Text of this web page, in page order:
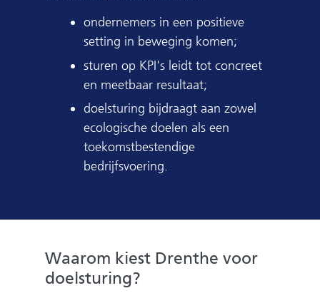
ondernemers in een positieve
setting in beweging komen;
sturen op KPI's leidt tot concreet
en meetbaar resultaat;
doelsturing bijdraagt aan zowel
ecologische doelen als een
toekomstbestendige
bedrijfsvoering.
Waarom kiest Drenthe voor
doelsturing?